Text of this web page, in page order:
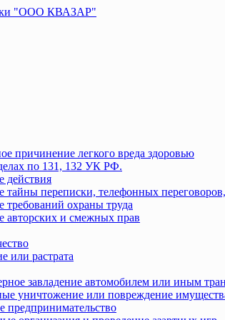
причинение легкого вреда здоровью
по 131, 132 УК РФ.
действия
переписки, телефонных
охраны труда
и смежных прав
или растрата
завладение автомобилем или иным
уничтожение или повреждение
предпринимательство